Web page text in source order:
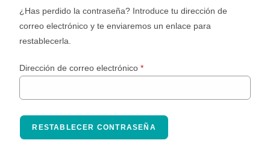
¿Has perdido la contraseña? Introduce tu dirección de
correo electrónico y te enviaremos un enlace para
restablecerla.
Dirección de correo electrónico *
RESTABLECER CONTRASEÑA